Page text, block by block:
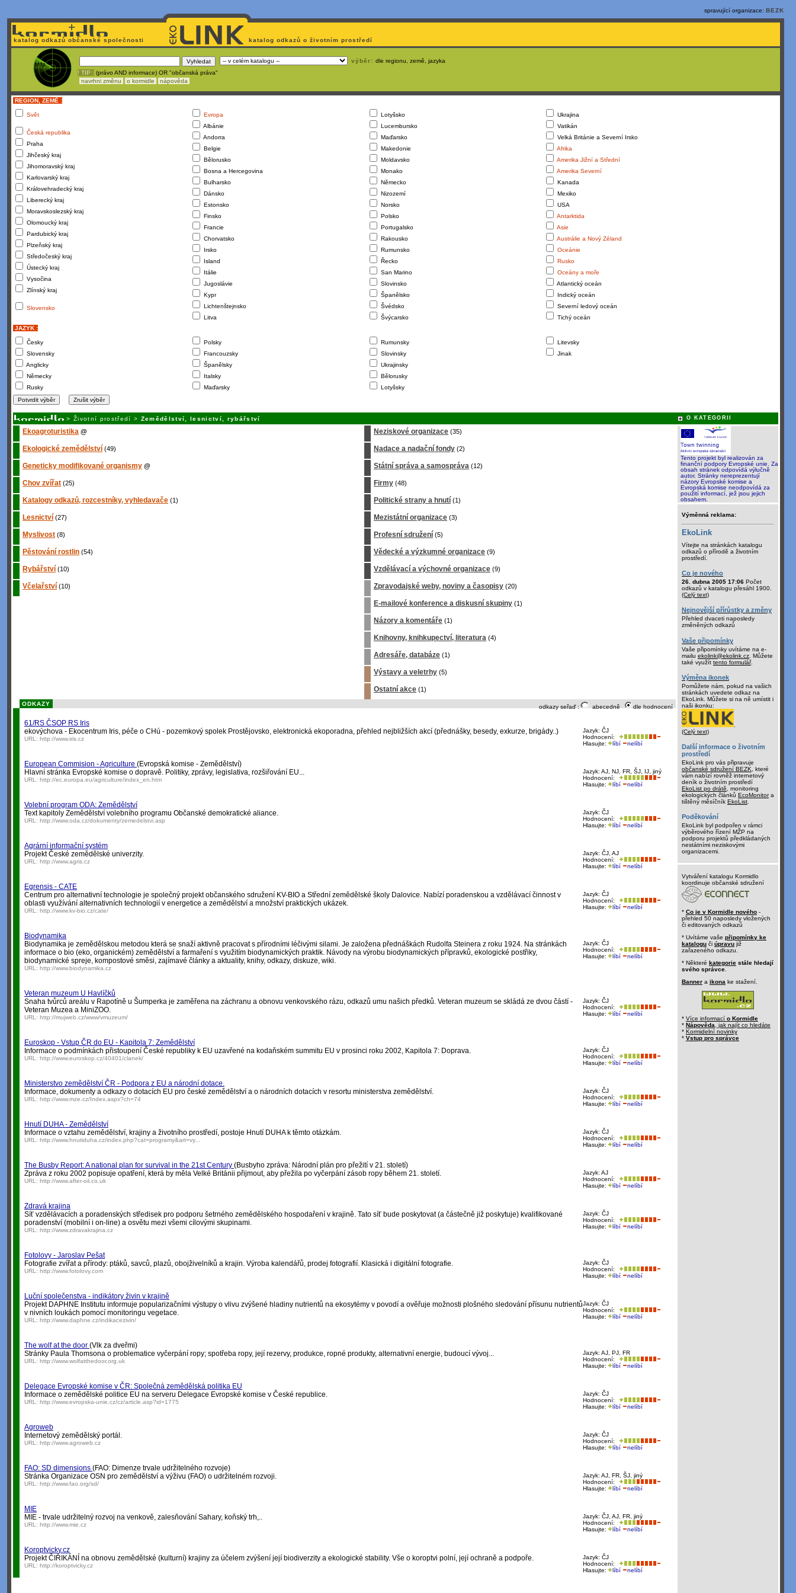
spravující organizace: BEZK
katalog odkazů občanské společnosti katalog odkazů o životním prostředí
výběr: dle regionu, země, jazyka
! TIP : (právo AND informace) OR "občanská práva"
navrhni změnu
o kormidle nápověda
REGION, ZEMĚ :
Svět
Česká republika
Praha
Jihčeský kraj
Jihomoravský kraj
Karlovarský kraj
Královehradecký kraj
Liberecký kraj
Moravskoslezský kraj
Olomoucký kraj
Pardubický kraj
Plzeňský kraj
Středočeský kraj
Ústecký kraj
Vysočina
Zlínský kraj
Slovensko
Evropa
Albánie
Andorra
Belgie
Bělorusko
Bosna a Hercegovina
Bulharsko
Dánsko
Estonsko
Finsko
Francie
Chorvatsko
Irsko
Island
Itálie
Jugoslávie
Kypr
Lichtenštejnsko
Litva
Lotyšsko
Lucembursko
Maďarsko
Makedonie
Moldavsko
Monako
Německo
Nizozemí
Norsko
Polsko
Portugalsko
Rakousko
Rumunsko
Řecko
San Marino
Slovinsko
Španělsko
Švédsko
Švýcarsko
Ukrajina
Vatikán
Velká Británie a Severní Irsko
Afrika
Amerika Jižní a Střední
Amerika Severní
Kanada
Mexiko
USA
Antarktida
Asie
Austrálie a Nový Zéland
Oceánie
Rusko
Oceány a moře
Atlantický oceán
Indický oceán
Severní ledový oceán
Tichý oceán
JAZYK :
Česky
Slovensky
Anglicky
Německy
Rusky
Polsky
Francouzsky
Španělsky
Italsky
Maďarsky
Rumunsky
Slovinsky
Ukrajinsky
Bělorusky
Lotyšsky
Litevsky
Jinak
O KATEGORII
> Životní prostředí > Zemědělství, lesnictví, rybářství
Ekoagroturistika @
Ekologické zemědělství (49)
Geneticky modifikované organismy @
Chov zvířat (25)
Katalogy odkazů, rozcestníky, vyhledavače (1)
Lesnictví (27)
Myslivost (8)
Pěstování rostlin (54)
Rybářství (10)
Včelařství (10)
Neziskové organizace (35)
Nadace a nadační fondy (2)
Státní správa a samospráva (12)
Firmy (48)
Politické strany a hnutí (1)
Mezistátní organizace (3)
Profesní sdružení (5)
Vědecké a výzkumné organizace (9)
Vzdělávací a výchovné organizace (9)
Zpravodajské weby, noviny a časopisy (20)
E-mailové konference a diskusní skupiny (1)
Názory a komentáře (1)
Knihovny, knihkupectví, literatura (4)
Adresáře, databáze (1)
Výstavy a veletrhy (5)
Ostatní akce (1)
odkazy seřaď : abecedně dle hodnocení
ODKAZY
61/RS ČSOP RS Iris
Jazyk: ČJ
Hodnocení:
Hlasujte:
líbí nelíbí
ekovýchova - Ekocentrum Iris, péče o CHú - pozemkový spolek Prostějovsko, elektronická ekoporadna, přehled nejbližších akcí (přednášky, besedy, exkurze, brigády..)
URL: http://www.iris.cz
European Commision - Agriculture (Evropská komise - Zemědělství)
Jazyk: AJ, NJ, FR, ŠJ, IJ, jiný
Hodnocení:
Hlasujte:
líbí nelíbí
Hlavní stránka Evropské komise o dopravě. Politiky, zprávy, legislativa, rozšiřování EU...
URL: http://ec.europa.eu/agriculture/index_en.htm
Volební program ODA: Zemědělství
Jazyk: ČJ
Hodnocení:
Hlasujte:
líbí nelíbí
Text kapitoly Zemědělství volebního programu Občanské demokratické aliance.
URL: http://www.oda.cz/dokumenty/zemedelstvi.asp
Agrární informační systém
Jazyk: ČJ, AJ
Hodnocení:
Hlasujte:
líbí nelíbí
Projekt České zemědělské univerzity.
URL: http://www.agris.cz
Egrensis - CATE
Jazyk: ČJ
Hodnocení:
Hlasujte:
líbí nelíbí
Centrum pro alternativní technologie je společný projekt občanského sdružení KV-BIO a Střední zemědělské školy Dalovice. Nabízí poradenskou a vzdělávací činnost v
oblasti využívání alternativních technologií v energetice a zemědělství a množství praktických ukázek.
URL: http://www.kv-bio.cz/cate/
Biodynamika
Jazyk: ČJ
Hodnocení:
Hlasujte:
líbí nelíbí
Biodynamika je zemědělskou metodou která se snaží aktivně pracovat s přírodními léčivými silami. Je založena přednáškách Rudolfa Steinera z roku 1924. Na stránkách
informace o bio (eko, organickém) zemědělství a farmaření s využitím biodynamických praktik. Návody na výrobu biodynamických přípravků, ekologické postřiky,
biodynamické spreje, kompostové směsi, zajímavé články a aktuality, knihy, odkazy, diskuze, wiki.
URL: http://www.biodynamika.cz
Veteran muzeum U Havlíčků
Jazyk: ČJ
Hodnocení:
Hlasujte:
líbí nelíbí
Snaha tvůrců areálu v Rapotíně u Šumperka je zaměřena na záchranu a obnovu venkovského rázu, odkazů umu našich předků. Veteran muzeum se skládá ze dvou částí -
Veteran Muzea a MiniZOO.
URL: http://mujweb.cz/www/vmuzeum/
Euroskop - Vstup ČR do EU - Kapitola 7: Zemědělství
Jazyk: ČJ
Hodnocení:
Hlasujte:
líbí nelíbí
Informace o podmínkách přistoupení České republiky k EU uzavřené na kodaňském summitu EU v prosinci roku 2002, Kapitola 7: Doprava.
URL: http://www.euroskop.cz/40401/clanek/
Ministerstvo zemědělství ČR - Podpora z EU a národní dotace.
Jazyk: ČJ
Hodnocení:
Hlasujte:
líbí nelíbí
Informace, dokumenty a odkazy o dotacích EU pro české zemědělství a o národních dotacích v resortu ministerstva zemědělství.
URL: http://www.mze.cz/Index.aspx?ch=74
Hnutí DUHA - Zemědělství
Jazyk: ČJ
Hodnocení:
Hlasujte:
líbí nelíbí
Informace o vztahu zemědělství, krajiny a životního prostředí, postoje Hnutí DUHA k těmto otázkám.
URL: http://www.hnutiduha.cz/index.php?cat=programy&art=vy...
The Busby Report: A national plan for survival in the 21st Century (Busbyho zpráva: Národní plán pro přežití v 21. století)
Jazyk: AJ
Hodnocení:
Hlasujte:
líbí nelíbí
Zpráva z roku 2002 popisuje opatření, která by měla Velké Británii přijmout, aby přežila po vyčerpání zásob ropy během 21. století.
URL: http://www.after-oil.co.uk
Zdravá krajina
Jazyk: ČJ
Hodnocení:
Hlasujte:
líbí nelíbí
Síť vzdělávacích a poradenských středisek pro podporu šetrného zemědělského hospodaření v krajině. Tato síť bude poskytovat (a částečně již poskytuje) kvalifikované
poradenství (mobilní i on-line) a osvětu mezi všemi cílovými skupinami.
URL: http://www.zdravakrajina.cz
Fotolovy - Jaroslav Pešat
Jazyk: ČJ
Hodnocení:
Hlasujte:
líbí nelíbí
Fotografie zvířat a přírody: ptáků, savců, plazů, obojživelníků a krajin. Výroba kalendářů, prodej fotografií. Klasická i digitální fotografie.
URL: http://www.fotolovy.com
Luční společenstva - indikátory živin v krajině
Jazyk: ČJ
Hodnocení:
Hlasujte:
líbí nelíbí
Projekt DAPHNE Institutu informuje popularizačními výstupy o vlivu zvýšené hladiny nutrientů na ekosytémy v povodí a ověřuje možnosti plošného sledování přísunu nutrientů
v nivních loukách pomocí monitoringu vegetace.
URL: http://www.daphne.cz/indikacezivin/
The wolf at the door (Vlk za dveřmi)
Jazyk: AJ, PJ, FR
Hodnocení:
Hlasujte:
líbí nelíbí
Stránky Paula Thomsona o problematice vyčerpání ropy; spotřeba ropy, její rezervy, produkce, ropné produkty, alternativní energie, budoucí vývoj...
URL: http://www.wolfatthedoor.org.uk
Delegace Evropské komise v ČR: Společná zemědělská politika EU
Jazyk: ČJ
Hodnocení:
Hlasujte:
líbí nelíbí
Informace o zemědělské politice EU na serveru Delegace Evropské komise v České republice.
URL: http://www.evropska-unie.cz/cz/article.asp?id=1775
Agroweb
Jazyk: ČJ
Hodnocení:
Hlasujte:
líbí nelíbí
Internetový zemědělský portál.
URL: http://www.agroweb.cz
FAO: SD dimensions (FAO: Dimenze trvale udržitelného rozvoje)
Jazyk: AJ, FR, ŠJ, jiný
Hodnocení:
Hlasujte:
líbí nelíbí
Stránka Organizace OSN pro zemědělství a výživu (FAO) o udržitelném rozvoji.
URL: http://www.fao.org/sd/
MIE
Jazyk: ČJ, AJ, FR, jiný
Hodnocení:
Hlasujte:
líbí nelíbí
MIE - trvale udržitelný rozvoj na venkově, zalesňování Sahary, koňský trh,..
URL: http://www.mie.cz
Koroptvicky.cz
Jazyk: ČJ
Hodnocení:
Hlasujte:
líbí nelíbí
Projekt ČIŘIKÁNÍ na obnovu zemědělské (kulturní) krajiny za účelem zvýšení její biodiverzity a ekologické stability. Vše o koroptvi polní, její ochraně a podpoře.
URL: http://koroptvicky.cz
Tento projekt byl realizován za
finanční podpory Evropské unie. Za
obsah stránek odpovídá výlučně
autor. Stránky nereprezentují
názory Evropské komise a
Evropská komise neodpovídá za
použití informací, jež jsou jejich
obsahem.
Výměnná reklama:
EkoLink
Vítejte na stránkách katalogu
odkazů o přírodě a životním
prostředí.
Co je nového
26. dubna 2005 17:06 Počet
odkazů v katalogu přesáhl 1900.
(Celý text)
Nejnovější přírůstky a změny
Přehled dvaceti naposledy
změněných odkazů
Vaše připomínky
Vaše připomínky uvítáme na e-
mailu ekolink@ekolink.cz . Můžete
také využít tento formulář.
Výměna ikonek
Pomůžete nám, pokud na vašich
stránkách uvedete odkaz na
EkoLink. Můžete si na ně umístit i
naši ikonku:
(Celý text)
Další informace o životním
prostředí
EkoLink pro vás připravuje
občanské sdružení BEZK , které
vám nabízí rovněž internetový
deník o životním prostředí
EkoList po drátě , monitoring
ekologických článků EcoMonitora
tištěný měsíčník EkoList
Poděkování
EkoLink byl podpořen v rámci
výběrového řízení MŽP na
podporu projektů předkládaných
nestátními neziskovými
organizacemi.
Vytváření katalogu Kormidlo
koordinuje občanské sdružení
* Co je v Kormidle nového -
přehled 50 naposledy vložených
či editovaných odkazů
* Uvítáme vaše připomínky ke
katalogu či úpravu již
zařazeného odkazu.
* Některé kategorie stále hledají
svého správce
Banner a ikona ke stažení.
* Více informací o Kormidle
* Nápověda , jak najít co hledáte
* Kormidelní novinky
* Vstup pro správce